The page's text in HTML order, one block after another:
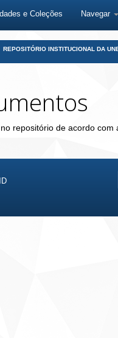
e Coleções Navegar
REPOSITÓRIO INSTITUCIONAL DA
repositório de acordo com